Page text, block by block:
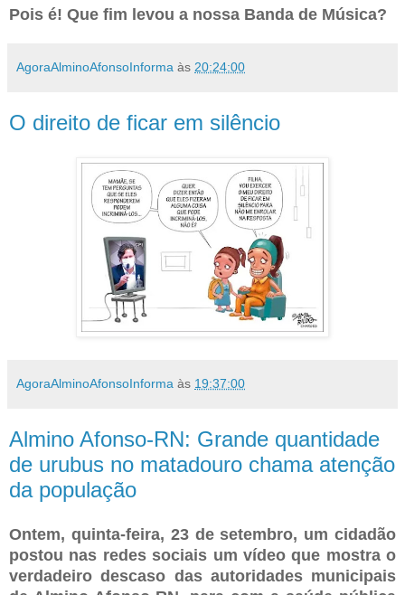
Pois é! Que fim levou a nossa Banda de Música?
AgoraAlminoAfonsoInforma às 20:24:00
O direito de ficar em silêncio
AgoraAlminoAfonsoInforma às 19:37:00
Almino Afonso-RN: Grande quantidade
de urubus no matadouro chama atenção
da população
Ontem, quinta-feira, 23 de setembro, um cidadão
postou nas redes sociais um vídeo que mostra o
verdadeiro descaso das autoridades municipais